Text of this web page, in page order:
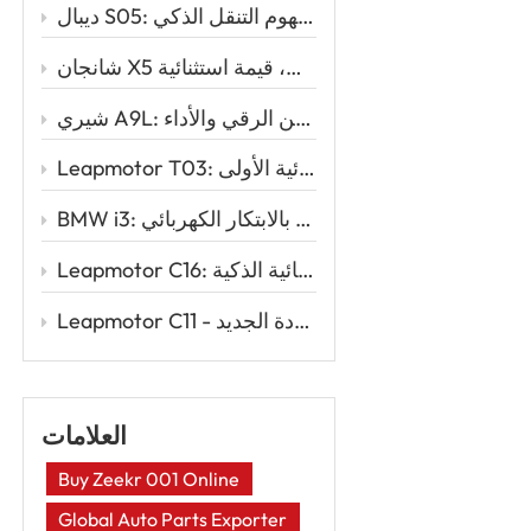
ديبال S05: سيارة الدفع الرباعي الكهربائية الأنيقة التي تُعيد تعريف مفهوم التنقل الذكي
شانجان X5 بلس: تصميم رياضي، أداء قوي، قيمة استثنائية
شيري A9L: المزيج المثالي بين الرقي والأداء
Leapmotor T03: السيارة الكهربائية الذكية للقيادة الكهربائية الأولى
BMW i3: الأناقة الحضرية تلتقي بالابتكار الكهربائي
Leapmotor C16: إعادة تعريف السفر العائلي مع قوة السيارات الكهربائية الذكية
Leapmotor C11 - سيارة رياضية متعددة الاستخدامات كهربائية ذكية لعصر القيادة الجديد
العلامات
Buy Zeekr 001 Online
Global Auto Parts Exporter